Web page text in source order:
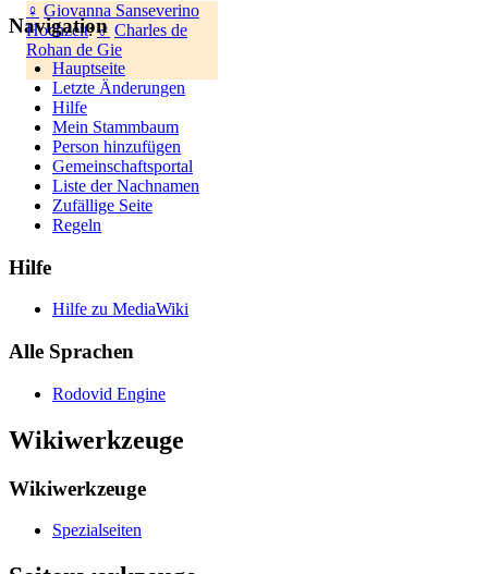
♀ Giovanna Sanseverino
Hochzeit:♂ Charles de
Rohan de Gie
Navigation
Hauptseite
Letzte Änderungen
Hilfe
Mein Stammbaum
Person hinzufügen
Gemeinschafts­portal
Liste der Nachnamen
Zufällige Seite
Regeln
Hilfe
Hilfe zu MediaWiki
Alle Sprachen
Rodovid Engine
Wikiwerkzeuge
Wikiwerkzeuge
Spezialseiten